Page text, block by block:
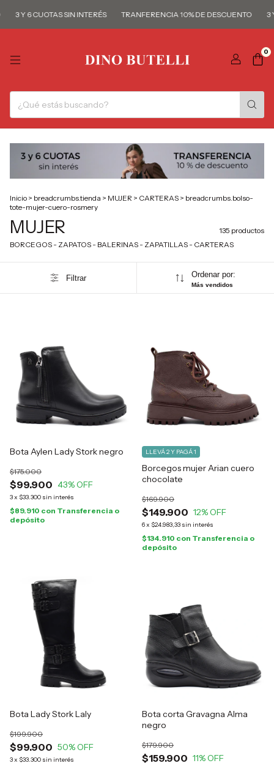
3 Y 6 CUOTAS SIN INTERÉS TRANFERENCIA 10% DE DESCUENTO 3 Y
0
Inicio > breadcrumbs.tienda > MUJER > CARTERAS > breadcrumbs.bolso-
tote-mujer-cuero-rosmery
MUJER
135 productos
BORCEGOS - ZAPATOS - BALERINAS - ZAPATILLAS - CARTERAS
Filtrar Ordenar por:
Más vendidos
Bota Aylen Lady Stork negro
$99.900
$175.000
43% OFF
3x $33.300 sin interés
$89.910 con Transferencia o
depósito
Borcegos mujer Arian cuero
chocolate
$149.900
$169.900
12% OFF
6x $24.983,33 sin interés
LLEVÁ 2 Y PAGÁ 1
$134.910 con Transferencia o
depósito
Bota Lady Stork Laly
$99.900
$199.900
50% OFF
3x $33.300 sin interés
Bota corta Gravagna Alma
negro
$159.900
$179.900
11% OFF